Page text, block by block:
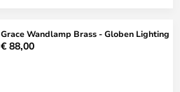
Grace Wandlamp Brass - Globen Lighting
€ 88,00